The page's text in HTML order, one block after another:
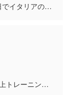
スキー部大村です。 今日でイタリアのパッソ・ステルビオでの第2クールが終了しました。 第2クールのトレーニングも天候に恵まれて何も問題なく終えること...
スキー部大村です。 雪上トレーニング３日目が終了しました。 ３日目の昨日は雨とみぞれの影響で雪面状況と視界が悪くなり５本程度で終...